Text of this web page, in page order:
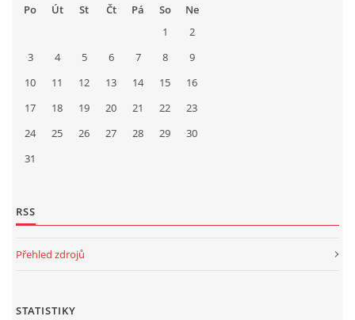
Po
Út St Čt Pá So
Ne
1
2
3
4 5 6 7 8
9
10
11 12 13 14 15
16
17
18 19 20 21 22
23
24
25 26 27 28 29
30
31
RSS
Přehled zdrojů
STATISTIKY